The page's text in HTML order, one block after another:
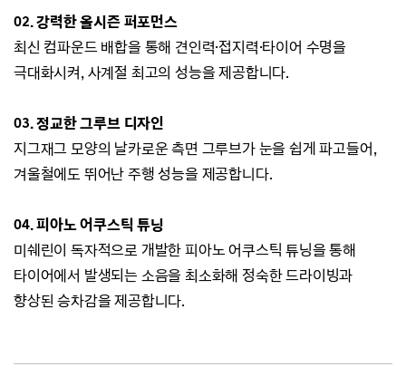
02. 강력한 올시즌 퍼포먼스
최신 컴파운드 배합을 통해 견인력·접지력·타이어 수명을
극대화시켜, 사계절 최고의 성능을 제공합니다.
03. 정교한 그루브 디자인
지그재그 모양의 날카로운 측면 그루브가 눈을 쉽게 파고들어,
겨울철에도 뛰어난 주행 성능을 제공합니다.
04. 피아노 어쿠스틱 튜닝
미쉐린이 독자적으로 개발한 피아노 어쿠스틱 튜닝을 통해
타이어에서 발생되는 소음을 최소화해 정숙한 드라이빙과
향상된 승차감을 제공합니다.